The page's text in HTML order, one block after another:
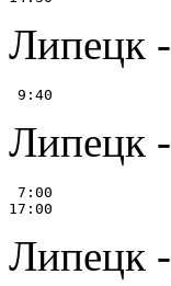
Липецк
Липецк
7:00
Липецк